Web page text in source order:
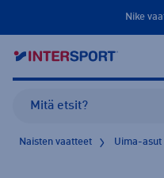
Nike
Naisten vaatteet Uima-asut